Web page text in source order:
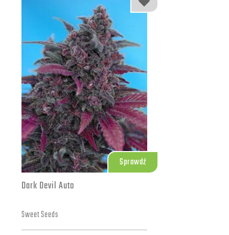
579.00 zł 50+10 szt.
1109.00 zł 100+20 szt.
Sprawdź
Dark Devil Auto
Sweet Seeds